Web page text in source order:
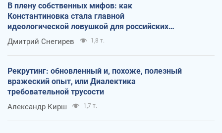
В плену собственных мифов: как
Константиновка стала главной
идеологической ловушкой для российских
оккупантов
Дмитрий Снегирев 1,8 т.
Рекрутинг: обновленный и, похоже, полезный
вражеский опыт, или Диалектика
требовательной трусости
Александр Кирш 1,7 т.